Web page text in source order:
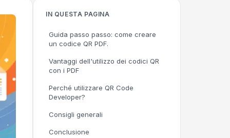
IN QUESTA PAGINA
Guida passo passo: come creare
un codice QR PDF.
Vantaggi dell'utilizzo dei codici QR
con i PDF
Perché utilizzare QR Code
Developer?
Consigli generali
Conclusione